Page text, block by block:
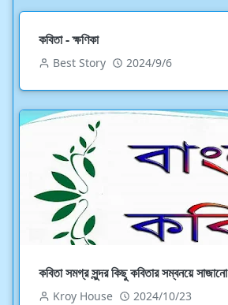
কবিতা - ক্ষণিকা
Best Story 2024/9/6
কবিতা সমগ্র সুন্দর কিছু কবিতার সম্বনয়ে সাজানো
Kroy House 2024/10/23